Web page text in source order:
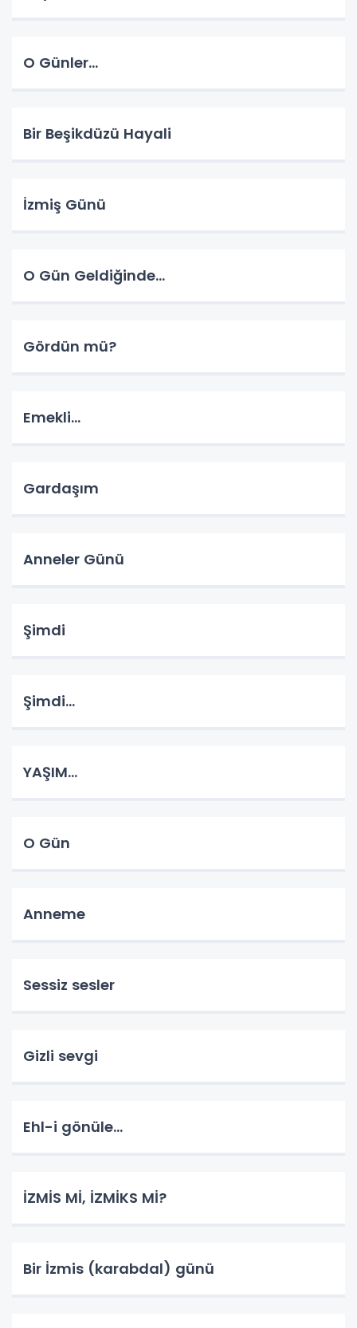
O Günler...
Bir Beşikdüzü Hayali
İzmiş Günü
O Gün Geldiğinde...
Gördün mü?
Emekli...
Gardaşım
Anneler Günü
Şimdi
Şimdi...
YAŞIM...
O Gün
Anneme
Sessiz sesler
Gizli sevgi
Ehl-i gönüle...
İZMİS Mİ, İZMİKS Mİ?
Bir İzmis (karabdal) günü